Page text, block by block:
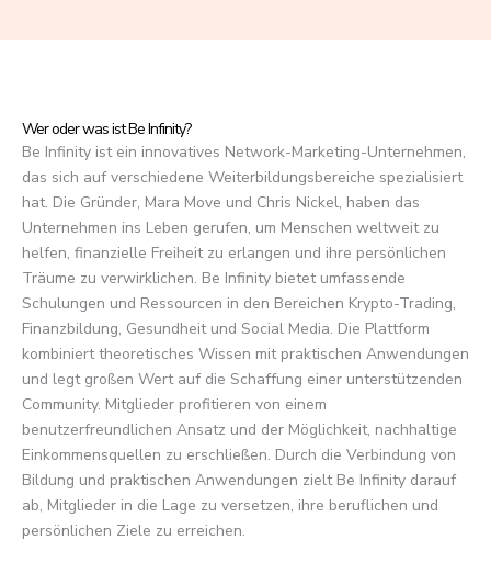
5
Wer oder was ist Be Infinity?
Be Infinity ist ein innovatives Network-Marketing-Unternehmen,
das sich auf verschiedene Weiterbildungsbereiche spezialisiert
hat. Die Gründer, Mara Move und Chris Nickel, haben das
Unternehmen ins Leben gerufen, um Menschen weltweit zu
helfen, finanzielle Freiheit zu erlangen und ihre persönlichen
Träume zu verwirklichen. Be Infinity bietet umfassende
Schulungen und Ressourcen in den Bereichen Krypto-Trading,
Finanzbildung, Gesundheit und Social Media. Die Plattform
kombiniert theoretisches Wissen mit praktischen Anwendungen
und legt großen Wert auf die Schaffung einer unterstützenden
Community. Mitglieder profitieren von einem
benutzerfreundlichen Ansatz und der Möglichkeit, nachhaltige
Einkommensquellen zu erschließen. Durch die Verbindung von
Bildung und praktischen Anwendungen zielt Be Infinity darauf
ab, Mitglieder in die Lage zu versetzen, ihre beruflichen und
persönlichen Ziele zu erreichen.